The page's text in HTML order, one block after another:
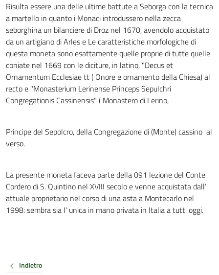
Risulta essere una delle ultime battute a Seborga con la tecnica
a martello in quanto i Monaci introdussero nella zecca
seborghina un bilanciere di Droz nel 1670, avendolo acquistato
da un artigiano di Arles e Le caratteristiche morfologiche di
questa moneta sono esattamente quelle proprie di tutte quelle
coniate nel 1669 con le diciture, in latino, "Decus et
Ornamentum Ecclesiae tt ( Onore e ornamento della Chiesa) al
recto e "Monasterium Lerinense Princeps Sepulchri
Congregationis Cassinensis" ( Monastero di Lerino,
Principe del Sepolcro, della Congregazione di (Monte) cassino al
verso.
La presente moneta faceva parte della 091 lezione del Conte
Cordero di S. Quintino nel XVIII secolo e venne acquistata dall’
attuale proprietario nel corso di una asta a Montecarlo nel
1998: sembra sia I' unica in mano privata in Italia a tutt' oggi.
Indietro